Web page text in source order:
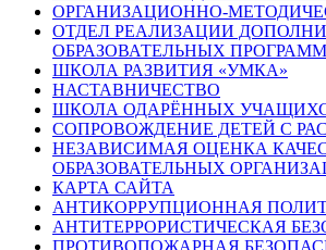
ОРГАНИЗАЦИОННО-
ОТДЕЛ РЕАЛИЗАЦИИ
ОБРАЗОВАТЕЛЬНЫХ ПРОГРАММ
ШКОЛА РАЗВИТИЯ «УМКА»
НАСТАВНИЧЕСТВО
ШКОЛА ОДАРЁННЫХ
СОПРОВОЖДЕНИЕ ДЕТЕЙ С РАС
НЕЗАВИСИМАЯ ОЦЕНКА
ОБРАЗОВАТЕЛЬНЫХ
КАРТА САЙТА
АНТИКОРРУПЦИОННАЯ
АНТИТЕРРОРИСТИЧЕСКАЯ
ПРОТИВОПОЖАРНАЯ